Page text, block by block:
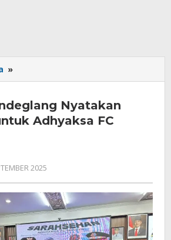
»
Pandeglang
Dukungan
untuk
Nyatakan
Adhyaksa FC
2025